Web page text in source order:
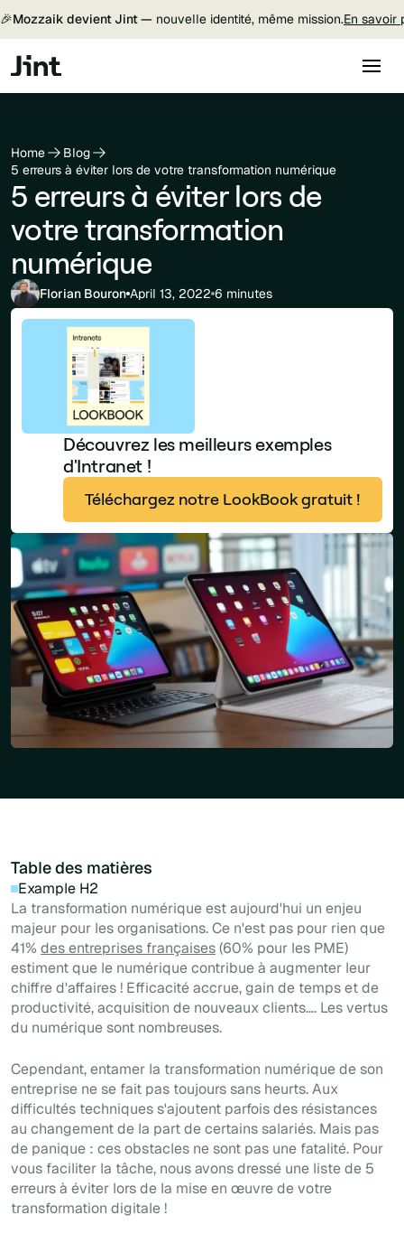
🎉Mozzaik devient Jint — nouvelle identité, même mission.En savoir
Home
Blog
5 erreurs à éviter lors de votre transformation numérique
5 erreurs à éviter lors de
votre transformation
numérique
Florian Bouron April 13, 2022 6 minutes
Découvrez les meilleurs exemples
d'Intranet !
Téléchargez notre LookBook gratuit !
Table des matières
Example H2
La transformation numérique est aujourd'hui un enjeu
majeur pour les organisations. Ce n'est pas pour rien que
41% des entreprises françaises(60% pour les PME)
estiment que le numérique contribue à augmenter leur
chiffre d'affaires ! Efficacité accrue, gain de temps et de
productivité, acquisition de nouveaux clients.... Les vertus
du numérique sont nombreuses.
Cependant, entamer la transformation numérique de son
entreprise ne se fait pas toujours sans heurts. Aux
difficultés techniques s'ajoutent parfois des résistances
au changement de la part de certains salariés. Mais pas
de panique : ces obstacles ne sont pas une fatalité. Pour
vous faciliter la tâche, nous avons dressé une liste de 5
erreurs à éviter lors de la mise en œuvre de votre
transformation digitale !